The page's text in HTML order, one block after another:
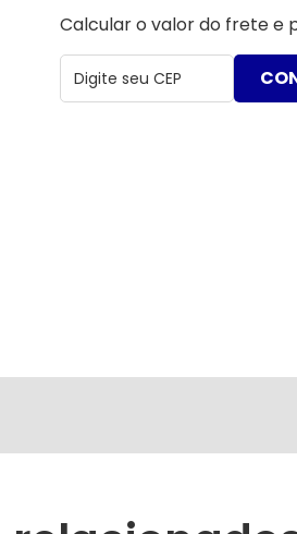
Calcular o valor do frete e